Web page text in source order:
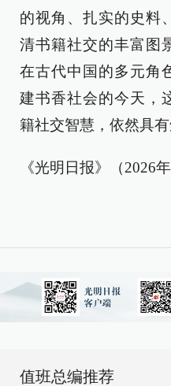
的视角、扎实的史料
清书籍社交的丰富图
在古代中国的多元角
建书香社会的今天，
籍社交智慧，依然具
《光明日报》（2026
值班总编推荐